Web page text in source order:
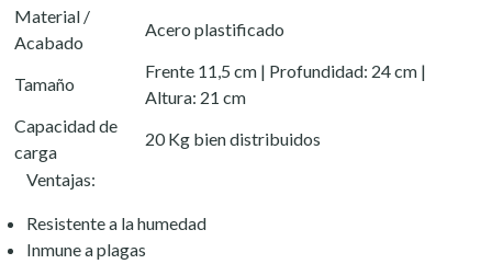
Material /
Acabado
Acero plastificado
Tamaño
Frente 11,5 cm | Profundidad: 24 cm |
Altura: 21 cm
Capacidad de
carga
20 Kg bien distribuidos
Ventajas:
Resistente a la humedad
Inmune a plagas